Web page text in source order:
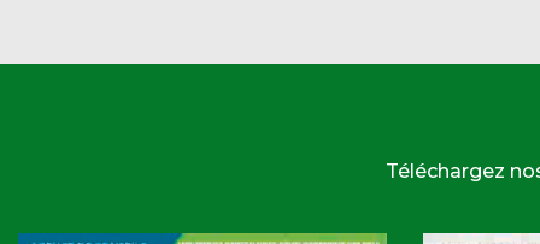
Téléchargez